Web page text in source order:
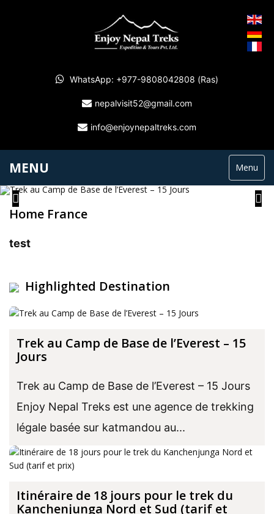
WhatsApp: +977-9808042808 (Ras)
nepalvisit52@gmail.com
info@enjoynepaltreks.com
MENU Menu
Home France
test
Highlighted Destination
Trek au Camp de Base de l’Everest – 15
Jours
Trek au Camp de Base de l’Everest – 15 Jours
Enjoy Nepal Treks est une agence de trekking
légale basée sur katmandou au...
Itinéraire de 18 jours pour le trek du
Kanchenjunga Nord et Sud (tarif et